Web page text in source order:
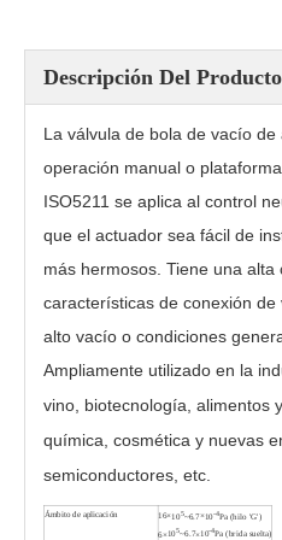
Válvula de bola eléctrica de alto vacío GUD-40F
Descripción Del Producto
La válvula de bola de vacío
operación manual o
ISO5211 se aplica al control
que el actuador sea fácil de
más hermosos. Tiene una
características de conexión
alto vacío o condiciones
Ampliamente utilizado en la
vino, biotecnología, alimentos
química, cosmética y nuevas
semiconductores, etc.
Ámbito de aplicación 16×105~6.7×10-4Pa (hilo 'G')
6×105~6.7×10-4Pa (brida suelta)